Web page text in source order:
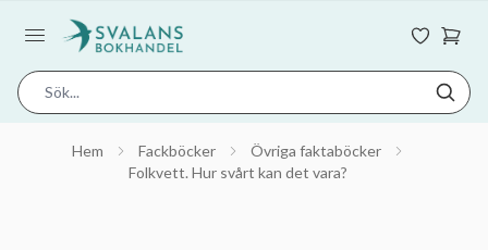
Hem Fackböcker
Övriga faktaböcker
Folkvett. Hur svårt kan det vara?